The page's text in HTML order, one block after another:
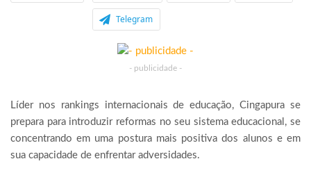
Telegram
- publicidade -
Líder nos rankings internacionais de educação, Cingapura se
prepara para introduzir reformas no seu sistema educacional, se
concentrando em uma postura mais positiva dos alunos e em
sua capacidade de enfrentar adversidades.